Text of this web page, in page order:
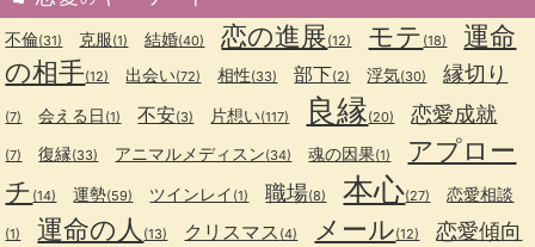
不倫(31) 克服(1) 結婚(40) 恋の進展(12) モテ (18)
運命
の相手(12) 出会い(72) 相性(33) 部下(2) 浮気(30) 縁切り
(7) 会える日 (1) 不安(3) 片想い(117) 良縁(20) 恋愛成就
(7) 復縁(33) アニマルメディスン(34) 魂の因果(1)
アプロー
チ (14) 運勢(59) ツインレイ (1) 職場(8) 本心(27) 恋愛相談
(1) 運命の人 (13) クリスマス (4) メール(12) 恋愛傾向